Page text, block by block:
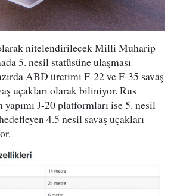
nitelendirilecek Milli Muharip
5. nesil statüsüne ulaşması
ABD üretimi F-22 ve F-35 savaş
uçakları olarak biliniyor. Rus
yapımı J-20 platformları ise 5. nesil
4.5 nesil savaş uçakları